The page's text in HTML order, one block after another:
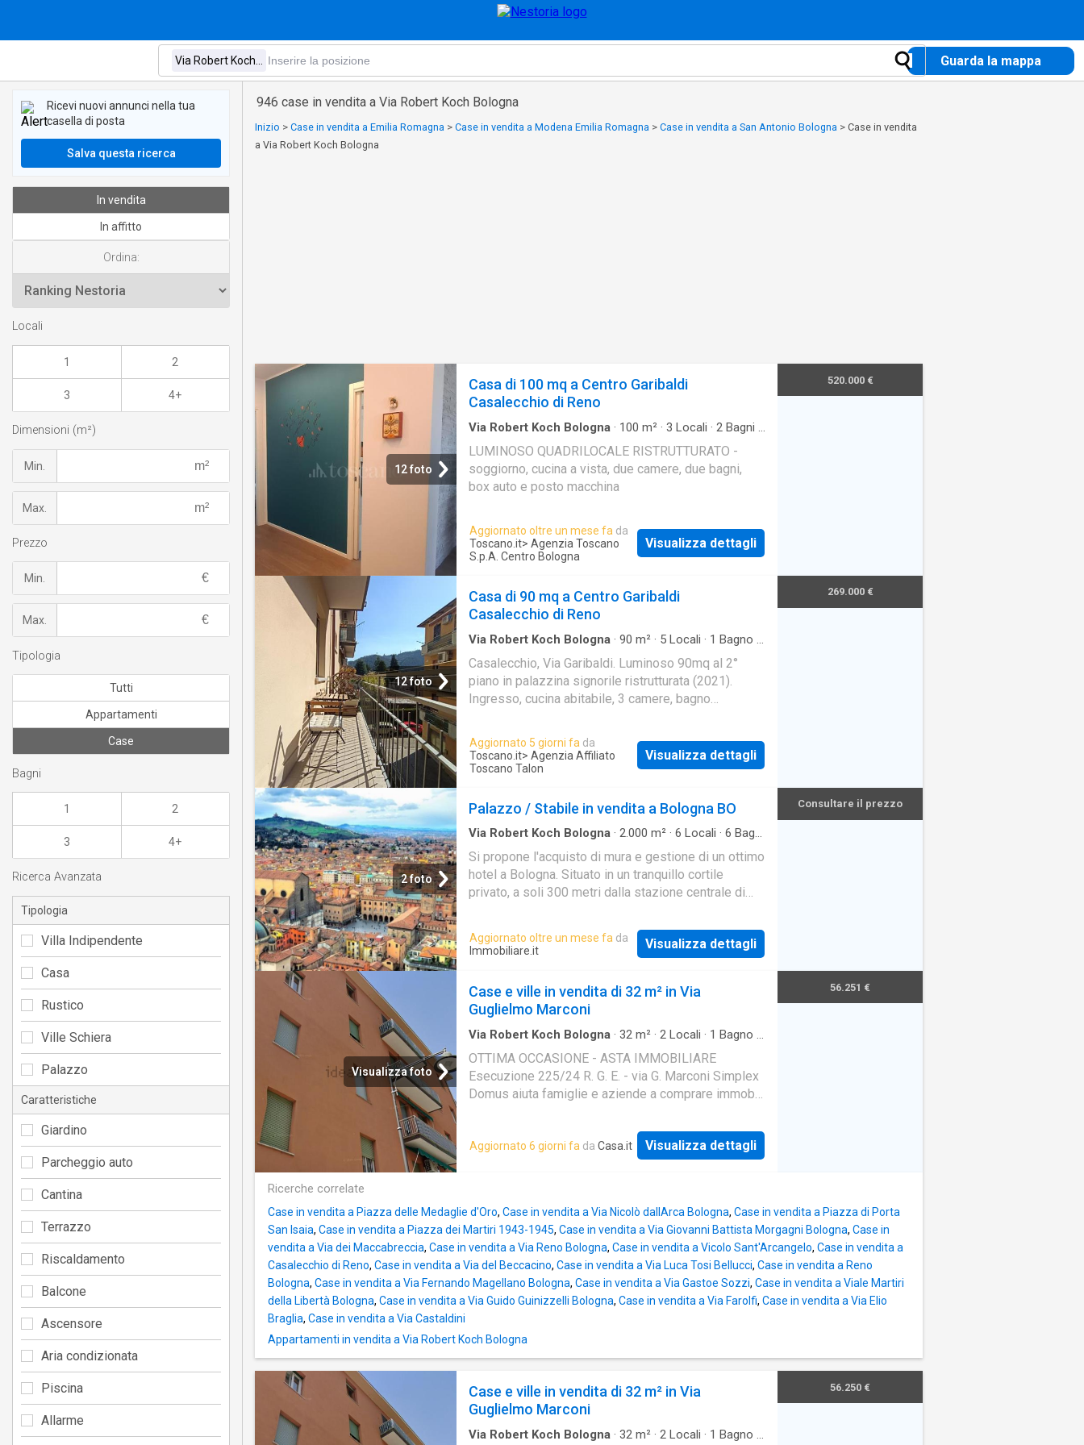
Guarda la mappa
946 case in vendita a Via Robert Koch Bologna
Inizio > Case in vendita a Emilia Romagna > Case in vendita a Modena Emilia Romagna > Case in vendita a San Antonio Bologna > Case in vendita
a Via Robert Koch Bologna
12 foto
Casa di 100 mq a Centro Garibaldi
Casalecchio di Reno
Via Robert Koch Bologna · 100 m² · 3 Locali · 2 Bagni ·
LUMINOSO QUADRILOCALE RISTRUTTURATO -
soggiorno, cucina a vista, due camere, due bagni,
box auto e posto macchina
Aggiornato oltre un mese fa da
Toscano.it> Agenzia Toscano
S.p.A. Centro Bologna
Visualizza dettagli
520.000 €
12 foto
Casa di 90 mq a Centro Garibaldi
Casalecchio di Reno
Via Robert Koch Bologna · 90 m² · 5 Locali · 1 Bagno
Casalecchio, Via Garibaldi. Luminoso 90mq al 2°
piano in palazzina signorile ristrutturata (2021).
Ingresso, cucina abitabile, 3 camere, bagno
Aggiornato 5 giorni fa da
Toscano.it> Agenzia Affiliato
Toscano Talon
Visualizza dettagli
269.000 €
2 foto
Palazzo / Stabile in vendita a Bologna BO
Via Robert Koch Bologna · 2.000 m² · 6 Locali · 6 Bagni
Si propone l'acquisto di mura e gestione di un ottimo
hotel a Bologna. Situato in un tranquillo cortile
privato, a soli 300 metri dalla stazione centrale di
Aggiornato oltre un mese fa da
Immobiliare.it
Visualizza dettagli
Consultare il prezzo
Visualizza foto
Case e ville in vendita di 32 m² in Via
Guglielmo Marconi
Via Robert Koch Bologna · 32 m² · 2 Locali · 1 Bagno ·
OTTIMA OCCASIONE - ASTA IMMOBILIARE
Esecuzione 225/24 R. G. E. - via G. Marconi Simplex
Domus aiuta famiglie e aziende a comprare immobili
mutuo. Comprare un immobile all’asta è un’ottima
opportunità economica. Chiamaci ora per avere
Aggiornato 6 giorni fa da Casa.it Visualizza dettagli
56.251 €
Ricerche correlate
Case in vendita a Piazza delle Medaglie d'Oro, Case in vendita a Via Nicolò dallArca Bologna, Case in vendita a Piazza di Porta
San Isaia, Case in vendita a Piazza dei Martiri 1943-1945, Case in vendita a Via Giovanni Battista Morgagni Bologna, Case in
vendita a Via dei Maccabreccia, Case in vendita a Via Reno Bologna, Case in vendita a Vicolo Sant'Arcangelo, Case in vendita a
Casalecchio di Reno, Case in vendita a Via del Beccacino, Case in vendita a Via Luca Tosi Bellucci, Case in vendita a Reno
Bologna, Case in vendita a Via Fernando Magellano Bologna, Case in vendita a Via Gastoe Sozzi, Case in vendita a Viale Martiri
della Libertà Bologna, Case in vendita a Via Guido Guinizzelli Bologna, Case in vendita a Via Farolfi, Case in vendita a Via Elio
Braglia, Case in vendita a Via Castaldini
Appartamenti in vendita a Via Robert Koch Bologna
Case e ville in vendita di 32 m² in Via
Guglielmo Marconi
Via Robert Koch Bologna · 32 m² · 2 Locali · 1 Bagno ·
56.250 €
Ricevi nuovi annunci nella tua
casella di posta
Salva questa ricerca
In vendita
In affitto
Ordina:
Locali
1 2
3 4+
Dimensioni (m²)
Min.
Max.
Prezzo
Min.
Max.
Tipologia
Tutti
Appartamenti
Case
Bagni
1 2
3 4+
Ricerca Avanzata
Tipologia
Villa Indipendente
Casa
Rustico
Ville Schiera
Palazzo
Caratteristiche
Giardino
Parcheggio auto
Cantina
Terrazzo
Riscaldamento
Balcone
Ascensore
Aria condizionata
Piscina
Allarme